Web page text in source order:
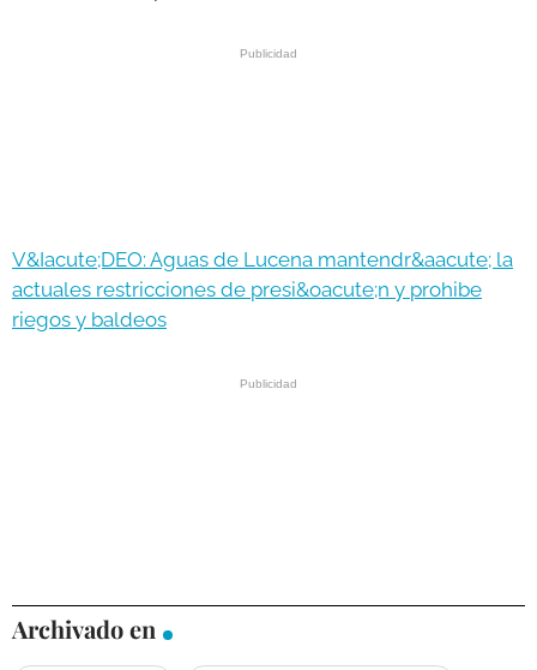
V&Iacute;DEO: Aguas de Lucena mantendr&aacute; la
actuales restricciones de presi&oacute;n y prohibe
riegos y baldeos
Archivado en